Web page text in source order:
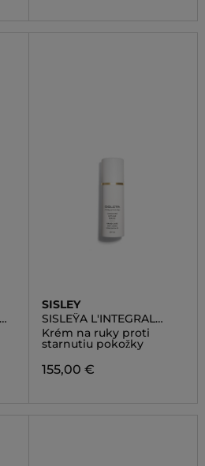
SISLEY
SISLEŸA L'INTEGRAL
ANTI-AGE HAND CARE
Krém na ruky proti
starnutiu pokožky
155,00 €